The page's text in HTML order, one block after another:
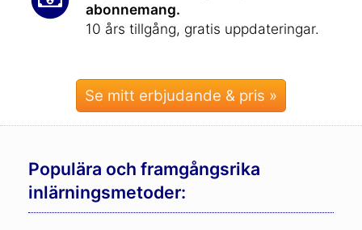
abonnemang.
10 års tillgång, gratis uppdateringar.
Se mitt erbjudande & pris »
Populära och framgångsrika
inlärningsmetoder: